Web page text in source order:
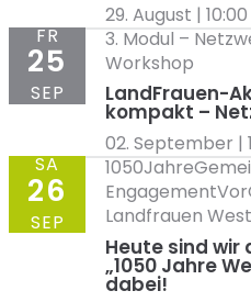
29. August | 10:00
LandFrauen-
kompakt –
3. Modul–
Workshop
02. September |
FR
25
SEP
Heute sind wir
„1050 Jahre
dabei!
Landfrauen
SA
26
SEP